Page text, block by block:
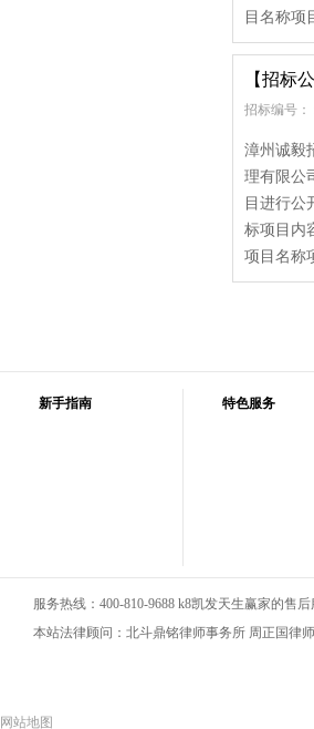
目名称项
【招标
招标编号：
漳州诚毅
理有限公
目进行公
标项目内
项目名称
新手指南 特色服务
服务热线：400-810-9688 k8凯发天生赢家的售
本站法律顾问：北斗鼎铭律师事务所 周正国律师
网站地图